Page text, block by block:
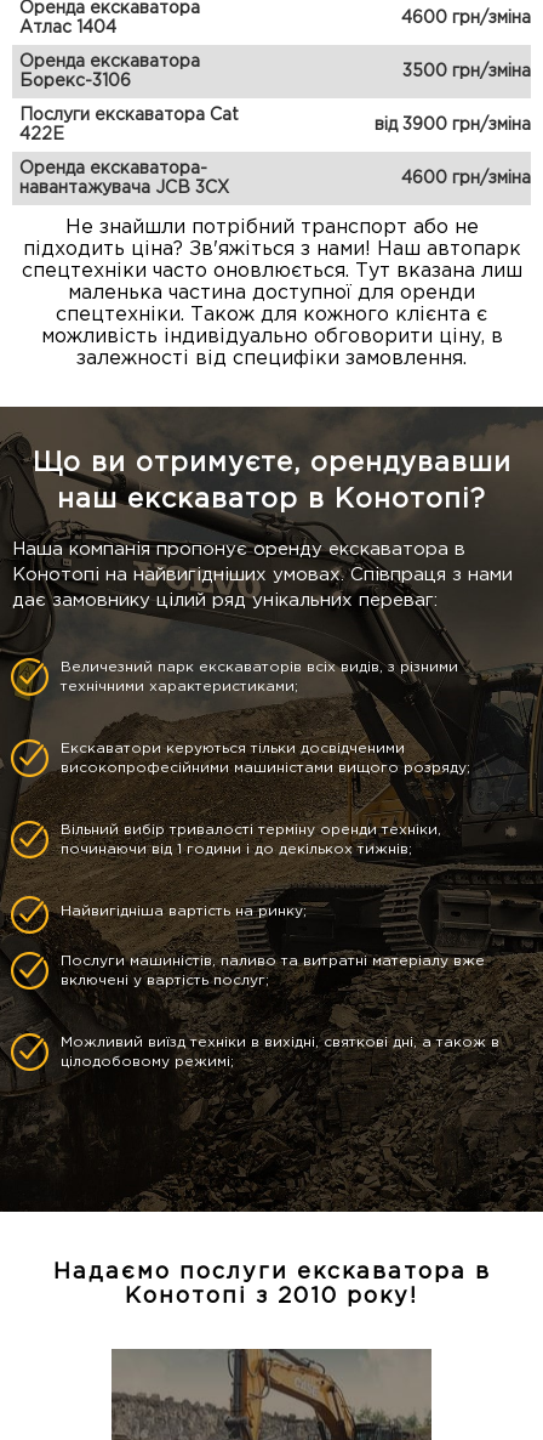
Оренда екскаватора
Атлас 1404
4600 грн/зміна
Оренда екскаватора
Борекс-3106
3500 грн/зміна
Послуги екскаватора Cat
422E
від 3900 грн/зміна
Оренда екскаватора-
навантажувача JCB 3CX
4600 грн/зміна
Не знайшли потрібний транспорт або не
підходить ціна? Зв'яжіться з нами! Наш автопарк
спецтехніки часто оновлюється. Тут вказана лиш
маленька частина доступної для оренди
спецтехніки. Також для кожного клієнта є
можливість індивідуально обговорити ціну, в
залежності від специфіки замовлення.
Що ви отримуєте, орендувавши
наш екскаватор в Конотопі?
Наша компанія пропонує оренду екскаватора в
Конотопі на найвигідніших умовах. Співпраця з нами
дає замовнику цілий ряд унікальних переваг:
Величезний парк екскаваторів всіх видів, з різними
технічними характеристиками;
Екскаватори керуються тільки досвідченими
високопрофесійними машиністами вищого розряду;
Вільний вибір тривалості терміну оренди техніки,
починаючи від 1 години і до декількох тижнів;
Найвигідніша вартість на ринку;
Послуги машиністів, паливо та витратні матеріалу вже
включені у вартість послуг;
Можливий виїзд техніки в вихідні, святкові дні, а також в
цілодобовому режимі;
Надаємо послуги екскаватора в
Конотопі з 2010 року!